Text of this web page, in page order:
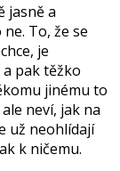
jasně a
To, že se
je
pak těžko
jinému to
neví, jak na
už neohlídají
k ničemu.